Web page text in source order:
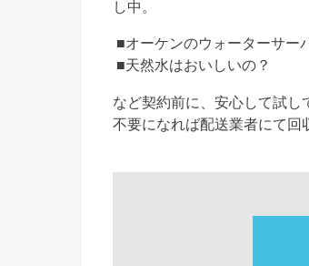
し中。
■オーケンのウォーターサー
■天然水はおいしいの？
など契約前に、安心して試し
不要になれば配送業者にて回